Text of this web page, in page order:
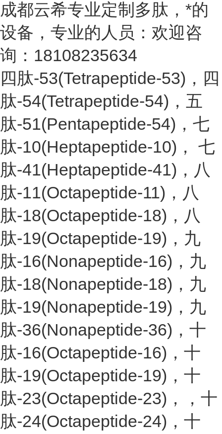
成都云希专业定制多肽，*的
设备，专业的人员：欢迎咨
询：18108235634
四肽-53(Tetrapeptide-53)，四
肽-54(Tetrapeptide-54)，五
肽-51(Pentapeptide-54)，七
肽-10(Heptapeptide-10)， 七
肽-41(Heptapeptide-41)，八
肽-11(Octapeptide-11)，八
肽-18(Octapeptide-18)，八
肽-19(Octapeptide-19)，九
肽-16(Nonapeptide-16)，九
肽-18(Nonapeptide-18)，九
肽-19(Nonapeptide-19)，九
肽-36(Nonapeptide-36)，十
肽-16(Octapeptide-16)，十
肽-19(Octapeptide-19)，十
肽-23(Octapeptide-23)，，十
肽-24(Octapeptide-24)，十